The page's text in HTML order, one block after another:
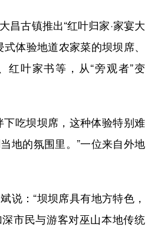
古镇推出“红叶归家·家宴大
体验地道农家菜的坝坝席、
红叶家书等，从“旁观者”变
吃坝坝席，这种体验特别难
地的氛围里。”一位来自外地
：“坝坝席具有地方特色，
市民与游客对巫山本地传统